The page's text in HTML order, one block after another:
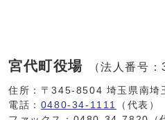
宮代町役場 （法人番号
住所：〒345-8504 埼玉県南埼
電話： 0480-34-1111
（代表）